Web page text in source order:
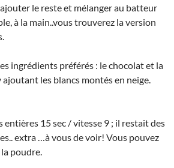
le reste et mélanger au batteur
à la main..vous trouverez la version
ingrédients préférés : le chocolat et la
ajoutant les blancs montés en neige.
entières 15 sec / vitesse 9 ; il restait des
extra …à vous de voir! Vous pouvez
poudre.